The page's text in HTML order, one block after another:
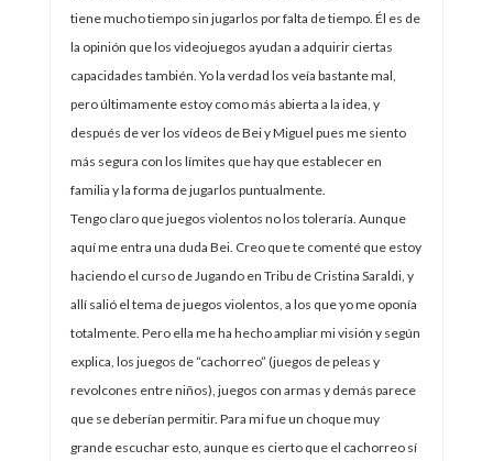
tiene mucho tiempo sin jugarlos por falta de tiempo. Él es de
la opinión que los videojuegos ayudan a adquirir ciertas
capacidades también. Yo la verdad los veía bastante mal,
pero últimamente estoy como más abierta a la idea, y
después de ver los vídeos de Bei y Miguel pues me siento
más segura con los límites que hay que establecer en
familia y la forma de jugarlos puntualmente.
Tengo claro que juegos violentos no los toleraría. Aunque
aquí me entra una duda Bei. Creo que te comenté que estoy
haciendo el curso de Jugando en Tribu de Cristina Saraldi, y
allí salió el tema de juegos violentos, a los que yo me oponía
totalmente. Pero ella me ha hecho ampliar mi visión y según
explica, los juegos de “cachorreo” (juegos de peleas y
revolcones entre niños), juegos con armas y demás parece
que se deberían permitir. Para mi fue un choque muy
grande escuchar esto, aunque es cierto que el cachorreo sí